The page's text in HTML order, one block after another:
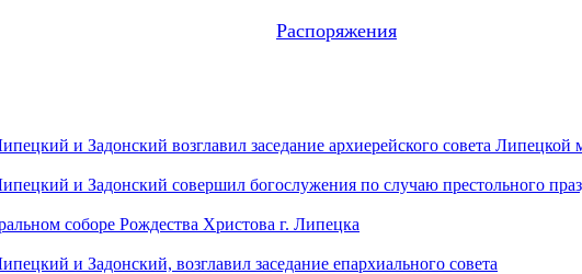
Распоряжения
и Задонский возглавил заседание архиерейского совета Липецкой
и Задонский совершил богослужения по случаю престольного
соборе Рождества Христова г. Липецка
и Задонский, возглавил заседание епархиального совета